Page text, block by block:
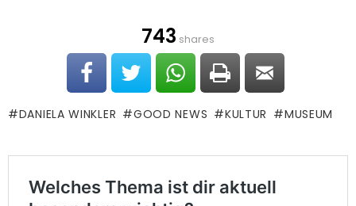
743 shares
DANIELA WINKLER GOOD NEWS KULTUR MUSEUM